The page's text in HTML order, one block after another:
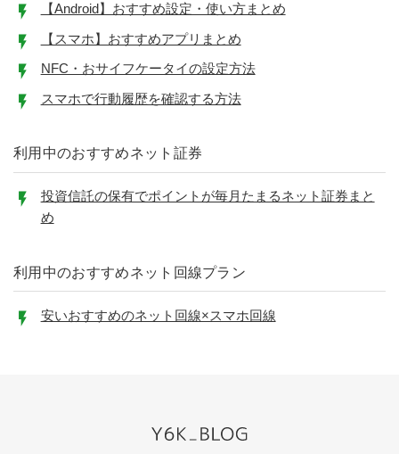
【Android】おすすめ設定・使い方まとめ
【スマホ】おすすめアプリまとめ
NFC・おサイフケータイの設定方法
スマホで行動履歴を確認する方法
利用中のおすすめネット証券
投資信託の保有でポイントが毎月たまるネット証券まと
め
利用中のおすすめネット回線プラン
安いおすすめのネット回線×スマホ回線